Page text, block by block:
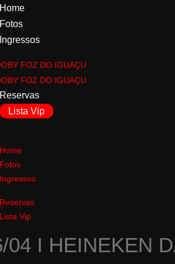
Home
Fotos
Ingressos
Reservas
Lista Vip
Home
Fotos
Ingressos
Reservas
Lista Vip
04 I HEINEKEN